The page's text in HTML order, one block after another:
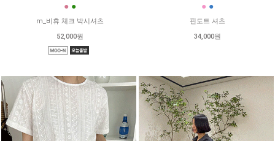
● ●
m_비휴 체크 박시셔츠
52,000원
● ●
핀도트 셔츠
34,000원